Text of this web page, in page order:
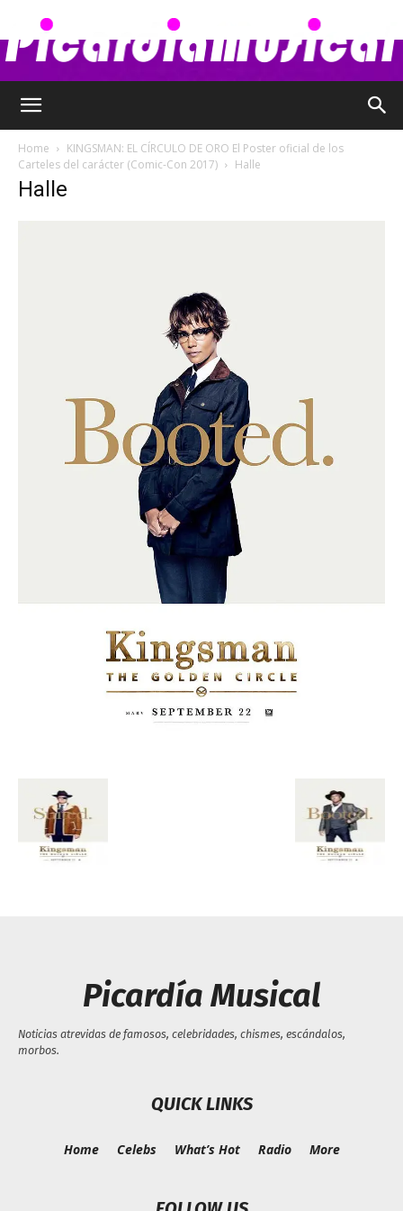
Chismes,
Escandalos,Morbo,
Home
KINGSMAN: EL CÍRCULO DE ORO El Poster oficial de los
Carteles del carácter (Comic-Con 2017)
Halle
Halle
Picardía Musical
Noticias atrevidas de famosos, celebridades, chismes, escándalos,
morbos.
QUICK LINKS
Home Celebs What’s Hot Radio More